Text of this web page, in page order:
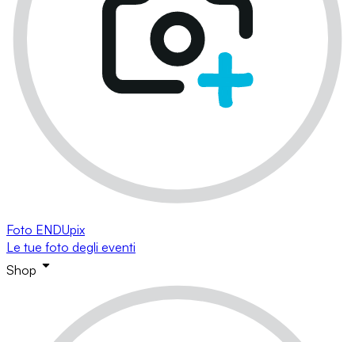
Foto ENDUpix
Le tue foto degli eventi
Shop